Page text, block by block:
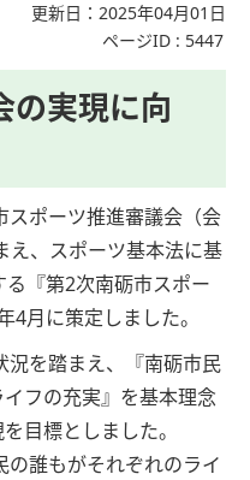
更新日：2025年04月01日
ページID : 5447
の実現に向
スポーツ推進審議会（会
え、スポーツ基本法に基
『第2次南砺市スポー
4月に策定しました。
況を踏まえ、『南砺市民
フの充実』を基本理念
目標としました。
の誰もがそれぞれのライ